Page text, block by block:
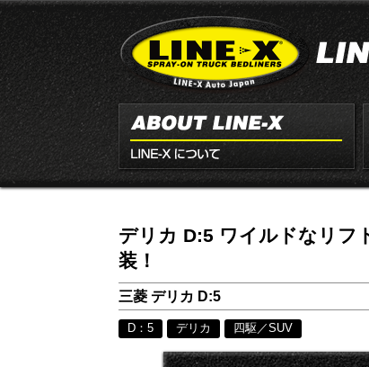
デリカ D:5 ワイルドなリフ
装！
三菱 デリカ D:5
D：5 デリカ 四駆／SUV